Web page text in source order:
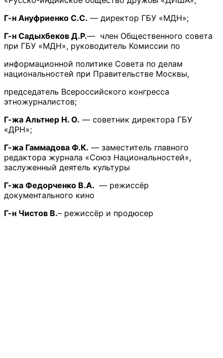
Г-н Ануфриенко С.С. — директор ГБУ «МДН»;
Г-н Садыхбеков Д.Р.— член Общественного совета
при ГБУ «МДН», руководитель Комиссии по
информационной политике Совета по делам
национальностей при Правительстве Москвы,
председатель Всероссийского конгресса
этножурналистов;
Г-жа Альтнер Н. О. — советник директора ГБУ
«ДРН»;
Г-жа Гаммадова Ф.К. — заместитель главного
редактора журнала «Союз Национальностей»,
заслуженный деятель культуры
Г-жа Федорченко В.А. — режиссёр
документального кино
Г-н Чистов В.– режиссёр и продюсер